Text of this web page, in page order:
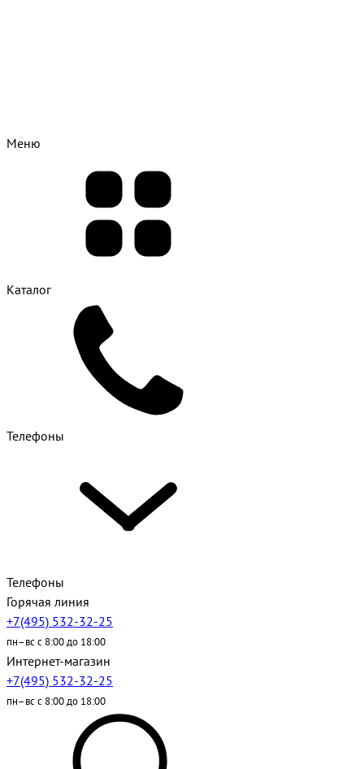
Меню
Каталог
Телефоны
Телефоны
Горячая линия
+7(495) 532-32-25
пн–вс с 8:00 до 18:00
Интернет-магазин
+7(495) 532-32-25
пн–вс с 8:00 до 18:00